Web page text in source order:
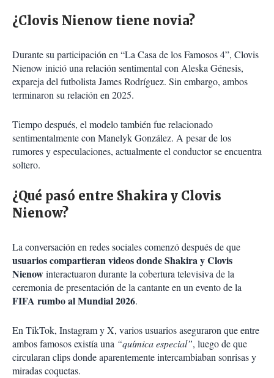
¿Clovis Nienow tiene novia?
Durante su participación en “La Casa de los Famosos 4”, Clovis
Nienow inició una relación sentimental con Aleska Génesis,
expareja del futbolista James Rodríguez. Sin embargo, ambos
terminaron su relación en 2025.
Tiempo después, el modelo también fue relacionado
sentimentalmente con Manelyk González. A pesar de los
rumores y especulaciones, actualmente el conductor se encuentra
soltero.
¿Qué pasó entre Shakira y Clovis
Nienow?
La conversación en redes sociales comenzó después de que
usuarios compartieran videos donde Shakira y Clovis
Nienowinteractuaron durante la cobertura televisiva de la
ceremonia de presentación de la cantante en un evento de la
FIFA rumbo al Mundial 2026.
En TikTok, Instagram y X, varios usuarios aseguraron que entre
ambos famosos existía una “química especial”, luego de que
circularan clips donde aparentemente intercambiaban sonrisas y
miradas coquetas.